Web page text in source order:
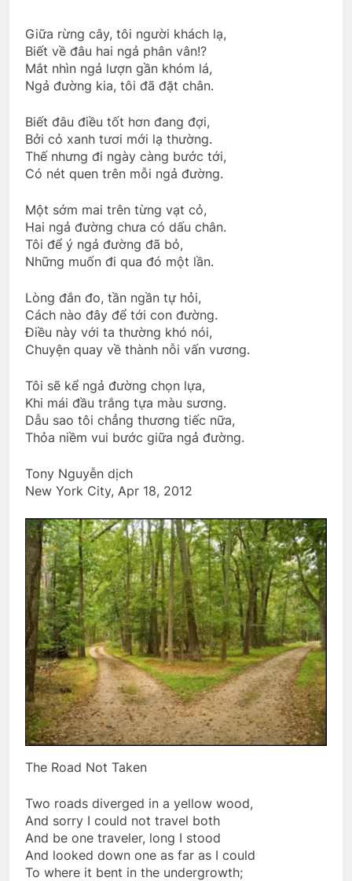
Vẫy tay ngậm ngùi
2 Years Ago
LỜI CHIA TAY (Apollinaire)
3 Years Ago
Đồn Vắng Chiều Xuân
2 Years Ago
2 Years Ago
Bản thảo TVBQGVN theo dòng lịch sử
HOA DÂM BỤT TRẮNGQUÊ HƯƠNG
3 Years Ago
CSVSQ Trương Quang Tùng K25
2 Years Ago
NỤ HÔN ĐẦU
3 Years Ago
BỤI HOA VÀNG
3 Years Ago
MỐI TÌNH ĐẦU VĨNH ĐIỆN
Đưa Tiễn CSVSQ Võ Thiện Trung K24
2 Years Ago
Giữa rừng cây, tôi người khách lạ,
Biết về đâu hai ngả phân vân!?
Mắt nhìn ngả lượn gần khóm lá,
Ngả đường kia, tôi đã đặt chân.
Biết đâu điều tốt hơn đang đợi,
Bởi cỏ xanh tươi mới lạ thường.
Thế nhưng đi ngày càng bước tới,
Có nét quen trên mỗi ngả đường.
Một sớm mai trên từng vạt cỏ,
Hai ngả đường chưa có dấu chân.
Tôi để ý ngả đường đã bỏ,
Những muốn đi qua đó một lần.
Lòng đắn đo, tần ngần tự hỏi,
Cách nào đây để tới con đường.
Điều này với ta thường khó nói,
Chuyện quay về thành nỗi vấn vương.
Tôi sẽ kể ngả đường chọn lựa,
Khi mái đầu trắng tựa màu sương.
Dẫu sao tôi chẳng thương tiếc nữa,
Thỏa niềm vui bước giữa ngả đường.
Tony Nguyễn dịch
New York City, Apr 18, 2012
The Road Not Taken
Two roads diverged in a yellow wood,
And sorry I could not travel both
And be one traveler, long I stood
And looked down one as far as I could
To where it bent in the undergrowth;